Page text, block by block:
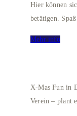
Hier können
betätigen.
Mehr info
X-Mas Fun in
Verein – plant